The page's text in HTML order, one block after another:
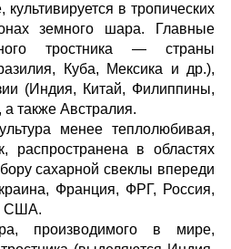
в тропических
земного шара. Главные
тростника — страны
Куба, Мексика и др.),
(Индия, Китай, Филиппины,
также Австралия.
менее теплолюбивая,
распространена в областях
сахарной свеклы впереди
Франция, ФРГ, Россия,
США.
производимого в мире,